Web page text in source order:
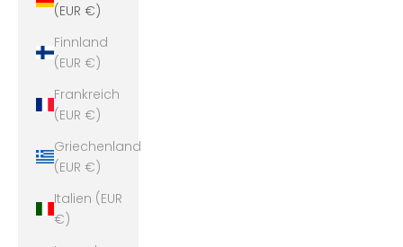
(EUR €)
Finnland
(EUR €)
Frankreich
(EUR €)
Griechenland
(EUR €)
Italien (EUR
€)